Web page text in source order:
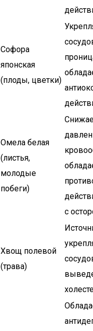
Софора
японская
(плоды, цветки)
Омела белая
(листья,
молодые
побеги)
с
Хвощ полевой
(трава)